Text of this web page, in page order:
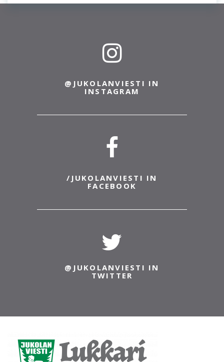
@JUKOLANVIESTI IN
INSTAGRAM
/JUKOLANVIESTI IN
FACEBOOK
@JUKOLANVIESTI IN
TWITTER